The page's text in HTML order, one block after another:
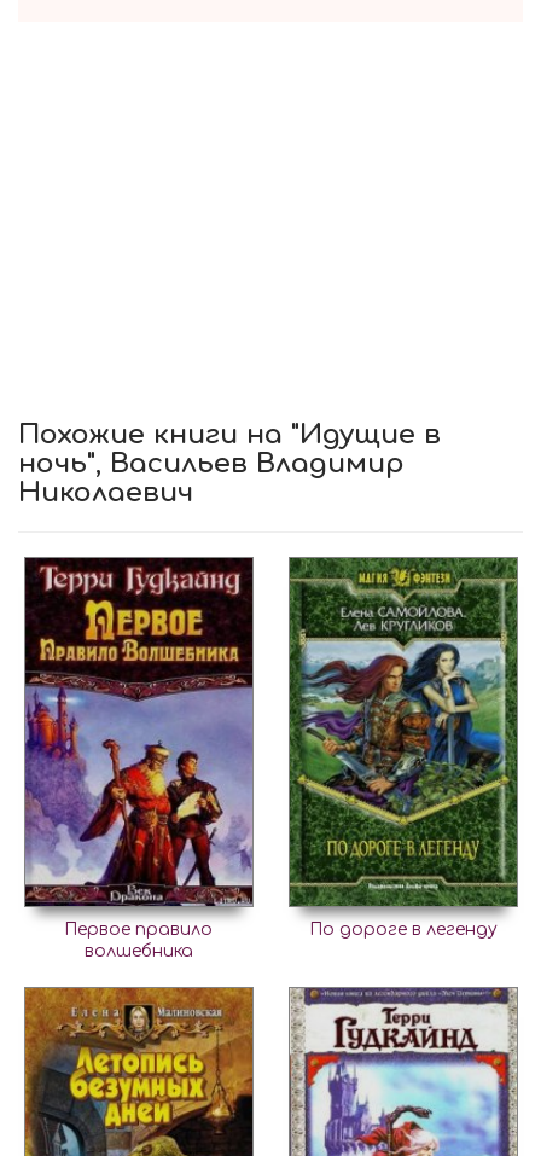
Похожие книги на "Идущие в
ночь", Васильев Владимир
Николаевич
Первое правило
волшебника
По дороге в легенду